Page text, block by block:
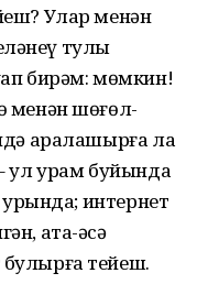
Улар менән
тулы
бирәм: мөмкин!
менән шө­ғөл­
аралашырға ла
ул урам буйында
урында; интернет
ата-әсә
тейеш.